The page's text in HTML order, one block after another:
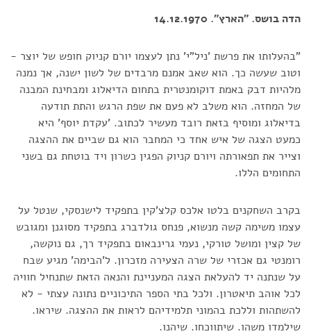
הדה בושס. "הארץ". 14.12.1970
"בהעלותו את פרשת 'ניל"י' נתן לעצמו יורם קניוק חופש של יוצר -
וטוב שעשה כך. הוא שאב אמנם מרבדים של לשון ישנה, אך נמנה
מלהיות דבק באמת דוקומנטרית בתחום הדיאלוג ומבחינת המבנה
של המחזה. הוא משלב לא פעם את שפת הרגש והתת תודעה
בדיאלוג ומוסיף בזאת רובד מעשיר לכתוב. 'עקדת יוסף' היא
כמעט הצגה של איש אחד כי המחבר הוא גם שביים את ההצגה
וצייר את תפאורתה ויורם קניוק הפגין כשרון ויד בוטחת גם בשני
התחומים הללו.
בקרב השחקנים בלטו אלכס קלצ'קין בתפקיד לישנסקי, שנטל על
עצמו משימה קשה מנשוא, פנחס גולדברג בתפקיד מסוגנן ומגובש
של קצין ומושל טורקי, נעמי גרינבאום בתפקיד רך, גם נוקשה,
רומנטי גם אכזרי של שרה הצעירה מזכרון. ל'הבימה' מגיע שבח
על שנתנה יד להעלאת הצגה המעניינת והנאה הזאת שתנחיל חוויה
לכל אוהב תיאטרון. ולכל בתי הספר התיכוניים נתונה עצתי - לא
להשתהות וללכת בהמוני תלמידיהם לראות את ההצגה. שיראו.
שילמדו משהו. שיתווכחו. שיהנו.